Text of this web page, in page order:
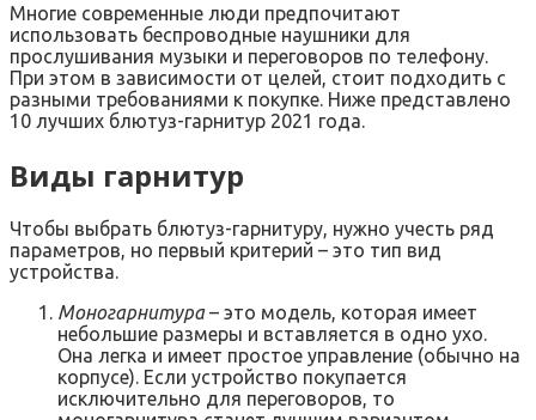
Многие современные люди предпочитают
использовать беспроводные наушники для
прослушивания музыки и переговоров по телефону.
При этом в зависимости от целей, стоит подходить с
разными требованиями к покупке. Ниже представлено
10 лучших блютуз-гарнитур 2021 года.
Виды гарнитур
Чтобы выбрать блютуз-гарнитуру, нужно учесть ряд
параметров, но первый критерий – это тип вид
устройства.
Моногарнитура– это модель, которая имеет
небольшие размеры и вставляется в одно ухо.
Она легка и имеет простое управление (обычно на
корпусе). Если устройство покупается
исключительно для переговоров, то